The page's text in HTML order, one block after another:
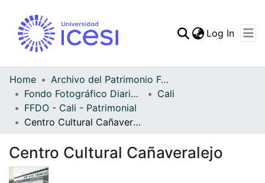
Statistics
Log In
Home
Archivo del Patrimonio Fotográfico y Fílmico del Valle del Cauca
Fondo Fotográfico Diario Occidente
Cali
FFDO - Cali - Patrimonial
Centro Cultural Cañaveralejo
Centro Cultural Cañaveralejo